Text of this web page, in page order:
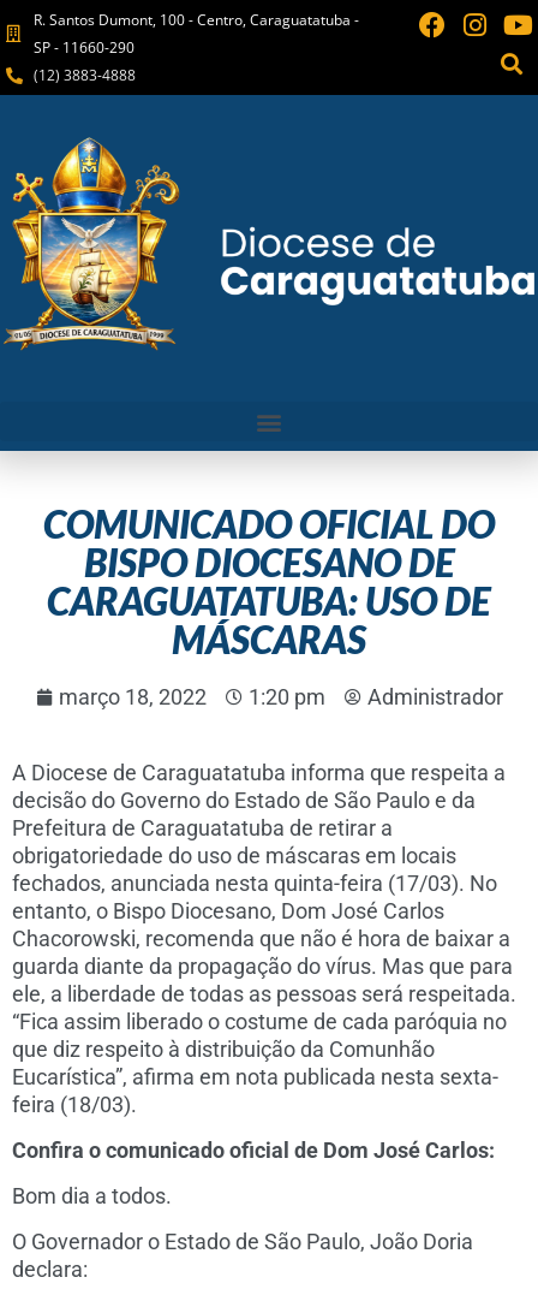
R. Santos Dumont, 100 - Centro, Caraguatatuba -
SP - 11660-290
(12) 3883-4888
COMUNICADO OFICIAL DO
BISPO DIOCESANO DE
CARAGUATATUBA: USO DE
MÁSCARAS
março 18, 2022 1:20 pm Administrador
A Diocese de Caraguatatuba informa que respeita a
decisão do Governo do Estado de São Paulo e da
Prefeitura de Caraguatatuba de retirar a
obrigatoriedade do uso de máscaras em locais
fechados, anunciada nesta quinta-feira (17/03). No
entanto, o Bispo Diocesano, Dom José Carlos
Chacorowski, recomenda que não é hora de baixar a
guarda diante da propagação do vírus. Mas que para
ele, a liberdade de todas as pessoas será respeitada.
“Fica assim liberado o costume de cada paróquia no
que diz respeito à distribuição da Comunhão
Eucarística”, afirma em nota publicada nesta sexta-
feira (18/03).
Confira o comunicado oficial de Dom José Carlos:
Bom dia a todos.
O Governador o Estado de São Paulo, João Doria
declara: